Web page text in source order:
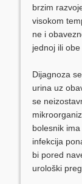
brzim
visokom
ne i
jednoj ili obe
Dijagnoza
urina uz
se
bolesnik
infekcija
bi pored
urološki